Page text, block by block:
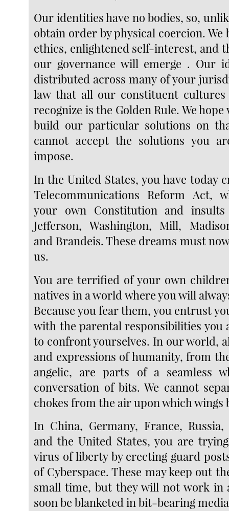
Our identities have no bodies, so,
obtain order by physical coercion.
ethics, enlightened self-interest, and
our governance will emerge . Our
distributed across many of your
law that all our constituent cultures
recognize is the Golden Rule. We
build our particular solutions on
cannot accept the solutions you
impose.
In the United States, you have today
Telecommunications Reform Act,
your own Constitution and
Jefferson, Washington, Mill,
and Brandeis. These dreams must
us.
You are terrified of your own
natives in a world where you will
Because you fear them, you entrust
with the parental responsibilities you
to confront yourselves. In our world,
and expressions of humanity, from
angelic, are parts of a seamless
conversation of bits. We cannot
chokes from the air upon which wings
In China, Germany, France,
and the United States, you are
virus of liberty by erecting guard
of Cyberspace. These may keep out
small time, but they will not work in
soon be blanketed in bit-bearing